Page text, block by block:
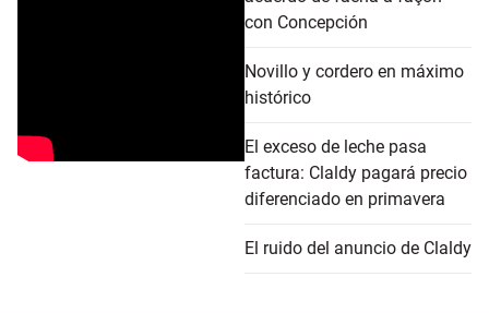
con Concepción
Novillo y cordero en máximo
histórico
El exceso de leche pasa
factura: Claldy pagará precio
diferenciado en primavera
El ruido del anuncio de Claldy